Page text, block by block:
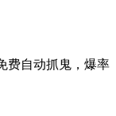
费自动抓鬼，爆率